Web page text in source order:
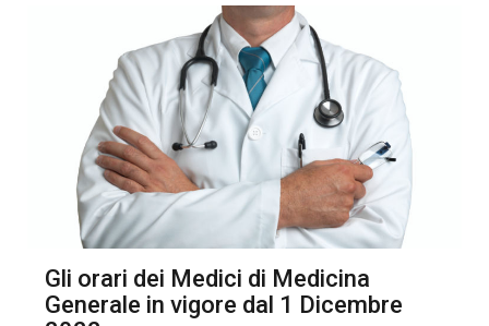
Gli orari dei Medici di Medicina
Generale in vigore dal 1 Dicembre